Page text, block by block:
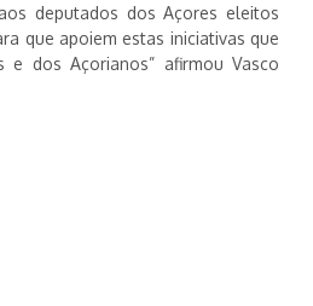
deputados dos Açores eleitos
que apoiem estas iniciativas que
dos Açorianos” afirmou Vasco